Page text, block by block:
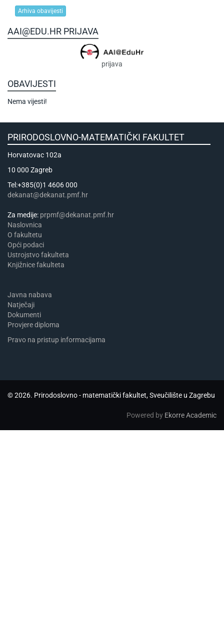
Arhiva obavijesti
AAI@EDU.HR PRIJAVA
prijava
OBAVIJESTI
Nema vijesti!
PRIRODOSLOVNO-MATEMATIČKI FAKULTET
Horvatovac 102a
10 000 Zagreb
Tel:+385(0)1 4606 000
dekanat@dekanat.pmf.hr
Za medije: prpmf@dekanat.pmf.hr
Naslovnica
​​​O fakultetu
Opći podaci
Ustrojstvo fakulteta
Knjižnice fakulteta
Javna nabava
Natječaji
Dokumenti
Provjere diploma
Pravo na pristup informacijama
© 2026. Prirodoslovno - matematički fakultet, Sveučilište u Zagrebu
Powered by Ekorre Academic